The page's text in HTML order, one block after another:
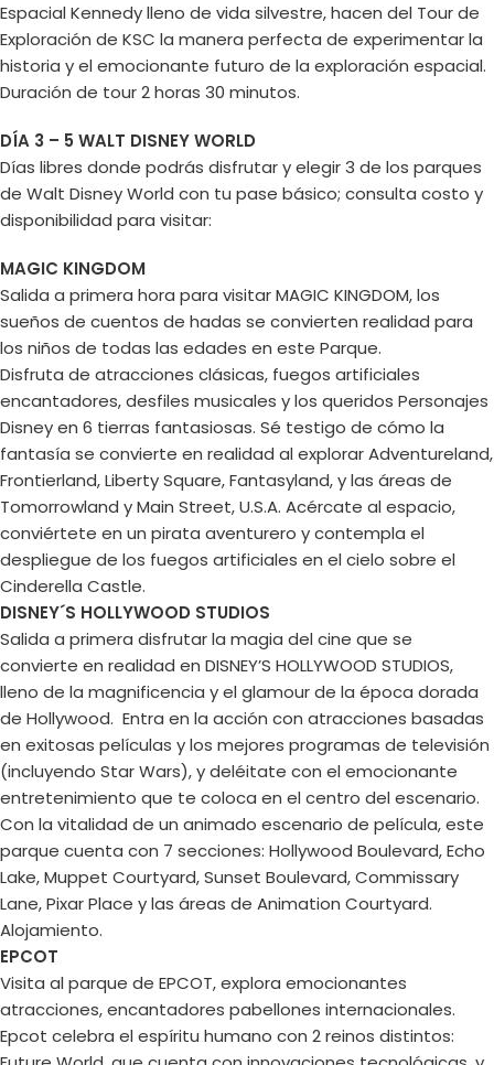
Espacial Kennedy lleno de vida silvestre, hacen del Tour de
Exploración de KSC la manera perfecta de experimentar la
historia y el emocionante futuro de la exploración espacial.
Duración de tour 2 horas 30 minutos.
DÍA 3 – 5 WALT DISNEY WORLD
Días libres donde podrás disfrutar y elegir 3 de los parques
de Walt Disney World con tu pase básico; consulta costo y
disponibilidad para visitar:
MAGIC KINGDOM
Salida a primera hora para visitar MAGIC KINGDOM, los
sueños de cuentos de hadas se convierten realidad para
los niños de todas las edades en este Parque.
Disfruta de atracciones clásicas, fuegos artificiales
encantadores, desfiles musicales y los queridos Personajes
Disney en 6 tierras fantasiosas. Sé testigo de cómo la
fantasía se convierte en realidad al explorar Adventureland,
Frontierland, Liberty Square, Fantasyland, y las áreas de
Tomorrowland y Main Street, U.S.A. Acércate al espacio,
conviértete en un pirata aventurero y contempla el
despliegue de los fuegos artificiales en el cielo sobre el
Cinderella Castle.
DISNEY´S HOLLYWOOD STUDIOS
Salida a primera disfrutar la magia del cine que se
convierte en realidad en DISNEY’S HOLLYWOOD STUDIOS,
lleno de la magnificencia y el glamour de la época dorada
de Hollywood. Entra en la acción con atracciones basadas
en exitosas películas y los mejores programas de televisión
(incluyendo Star Wars), y deléitate con el emocionante
entretenimiento que te coloca en el centro del escenario.
Con la vitalidad de un animado escenario de película, este
parque cuenta con 7 secciones: Hollywood Boulevard, Echo
Lake, Muppet Courtyard, Sunset Boulevard, Commissary
Lane, Pixar Place y las áreas de Animation Courtyard.
Alojamiento.
EPCOT
Visita al parque de EPCOT, explora emocionantes
atracciones, encantadores pabellones internacionales.
Epcot celebra el espíritu humano con 2 reinos distintos: